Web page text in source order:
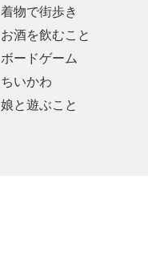
着物で街歩き
お酒を飲むこと
ボードゲーム
ちいかわ
娘と遊ぶこと